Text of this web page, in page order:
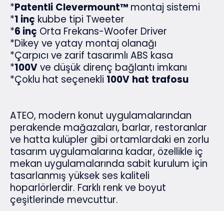
*Patentli Clevermount™ montaj sistemi
*1 inç kubbe tipi Tweeter
*6 inç Orta Frekans-Woofer Driver
*Dikey ve yatay montaj olanağı
*Çarpıcı ve zarif tasarımlı ABS kasa
*100Vve düşük direnç bağlantı imkanı
*Çoklu hat seçenekli 100V hat trafosu
ATEO, modern konut uygulamalarından
perakende mağazaları, barlar, restoranlar
ve hatta kulüpler gibi ortamlardaki en zorlu
tasarım uygulamalarına kadar, özellikle iç
mekan uygulamalarında sabit kurulum için
tasarlanmış yüksek ses kaliteli
hoparlörlerdir. Farklı renk ve boyut
çeşitlerinde mevcuttur.